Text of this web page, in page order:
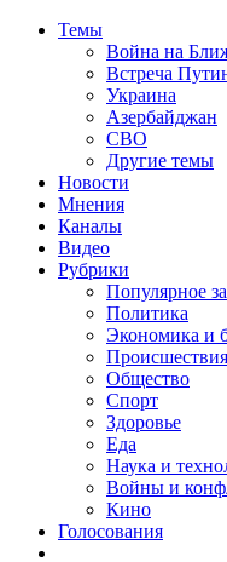
Темы
Война на
Встреча
Украина
Азербайджан
СВО
Другие темы
Новости
Мнения
Каналы
Видео
Рубрики
Популярное
Политика
Экономика и
Происшествия
Общество
Спорт
Здоровье
Еда
Наука и
Войны и
Кино
Голосования